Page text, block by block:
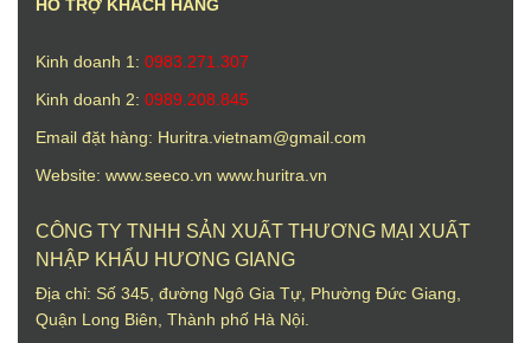
HỖ TRỢ KHÁCH HÀNG
Kinh doanh 1: 0983.271.307
Kinh doanh 2: 0989.208.845
Email đặt hàng: Huritra.vietnam@gmail.com
Website: www.seeco.vn www.huritra.vn
CÔNG TY TNHH SẢN XUẤT THƯƠNG MẠI XUẤT
NHẬP KHẨU HƯƠNG GIANG
Địa chỉ: Số 345, đường Ngô Gia Tự, Phường Đức Giang,
Quận Long Biên, Thành phố Hà Nội.